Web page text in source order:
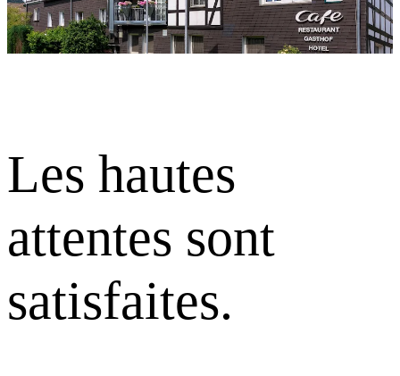
Les hautes
attentes sont
satisfaites.